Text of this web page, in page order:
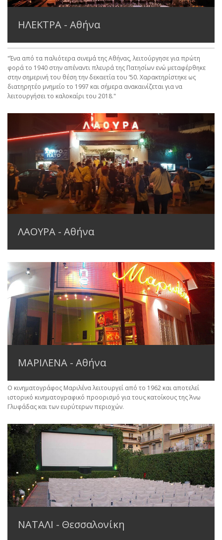
ΗΛΕΚΤΡΑ - Αθήνα
"Ένα από τα παλιότερα σινεμά της Αθήνας, λειτούργησε για πρώτη
φορά το 1940 στην απέναντι πλευρά της Πατησίων ενώ μεταφέρθηκε
στην σημερινή του θέση την δεκαετία του ’50. Χαρακτηρίστηκε ως
διατηρητέο μνημείο το 1997 και σήμερα ανακαινίζεται για να
λειτουργήσει το καλοκαίρι του 2018."
ΛΑΟΥΡΑ - Αθήνα
ΜΑΡΙΛΕΝΑ - Αθήνα
Ο κινηματογράφος Μαριλένα λειτουργεί από το 1962 και αποτελεί
ιστορικό κινηματογραφικό προορισμό για τους κατοίκους της Άνω
Γλυφάδας και των ευρύτερων περιοχών.
ΝΑΤΑΛΙ - Θεσσαλονίκη